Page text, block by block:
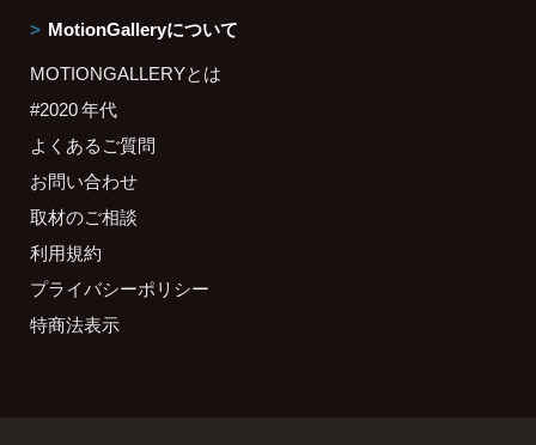
MotionGalleryについて
MOTIONGALLERYとは
#2020 年代
よくあるご質問
お問い合わせ
取材のご相談
利用規約
プライバシーポリシー
特商法表示